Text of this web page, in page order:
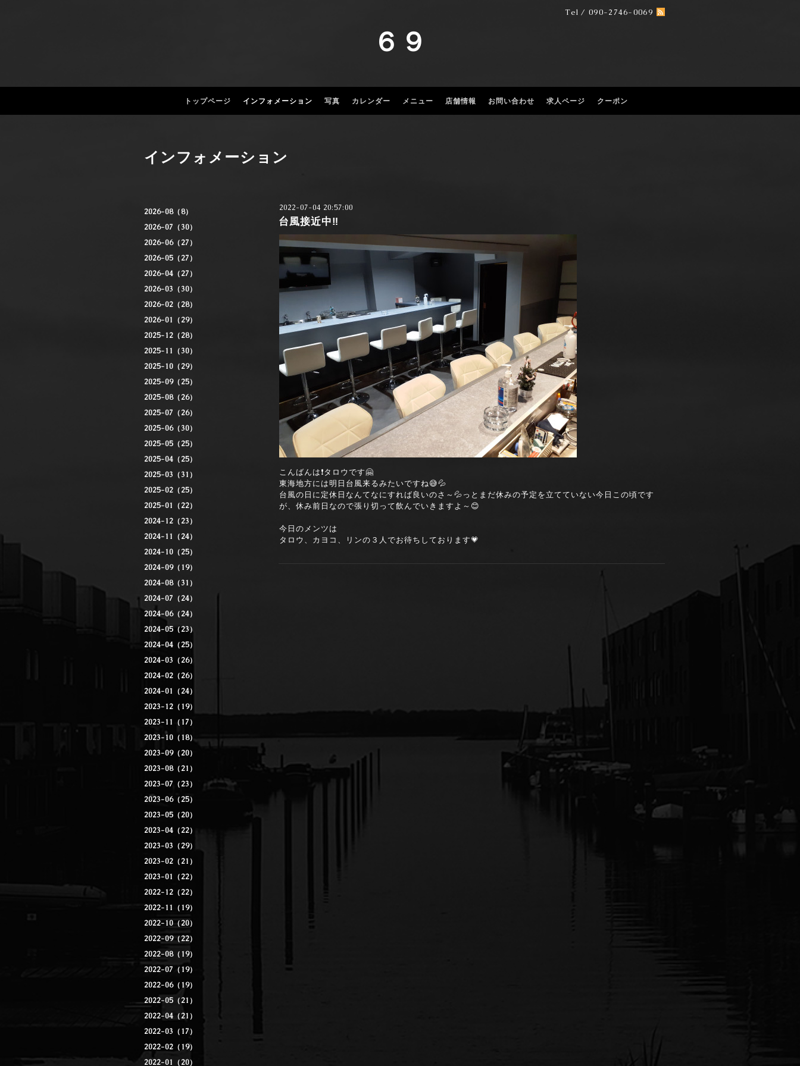
Tel / 090-2746-0069
６９
トップページ インフォメーション 写真 カレンダー メニュー 店舗情報 お問い合わせ 求人ページ クーポン
2026-08（8）
2026-07（30）
2026-06（27）
2026-05（27）
2026-04（27）
2026-03（30）
2026-02（28）
2026-01（29）
2025-12（28）
2025-11（30）
2025-10（29）
2025-09（25）
2025-08（26）
2025-07（26）
2025-06（30）
2025-05（25）
2025-04（25）
2025-03（31）
2025-02（25）
2025-01（22）
2024-12（23）
2024-11（24）
2024-10（25）
2024-09（19）
2024-08（31）
2024-07（24）
2024-06（24）
2024-05（23）
2024-04（25）
2024-03（26）
2024-02（26）
2024-01（24）
2023-12（19）
2023-11（17）
2023-10（18）
2023-09（20）
2023-08（21）
2023-07（23）
2023-06（25）
2023-05（20）
2023-04（22）
2023-03（29）
2023-02（21）
2023-01（22）
2022-12（22）
2022-11（19）
2022-10（20）
2022-09（22）
2022-08（19）
2022-07（19）
2022-06（19）
2022-05（21）
2022-04（21）
2022-03（17）
2022-02（19）
2022-01（20）
インフォメーション
2022-07-04 20:57:00
台風接近中‼️
こんばんは❗タロウです🤗
東海地方には明日台風来るみたいですね😅💦
台風の日に定休日なんてなにすれば良いのさ～💦っとまだ休みの予定を立てていない今日この頃です
が、休み前日なので張り切って飲んでいきますよ～😊
今日のメンツは
タロウ、カヨコ、リンの３人でお待ちしております💗